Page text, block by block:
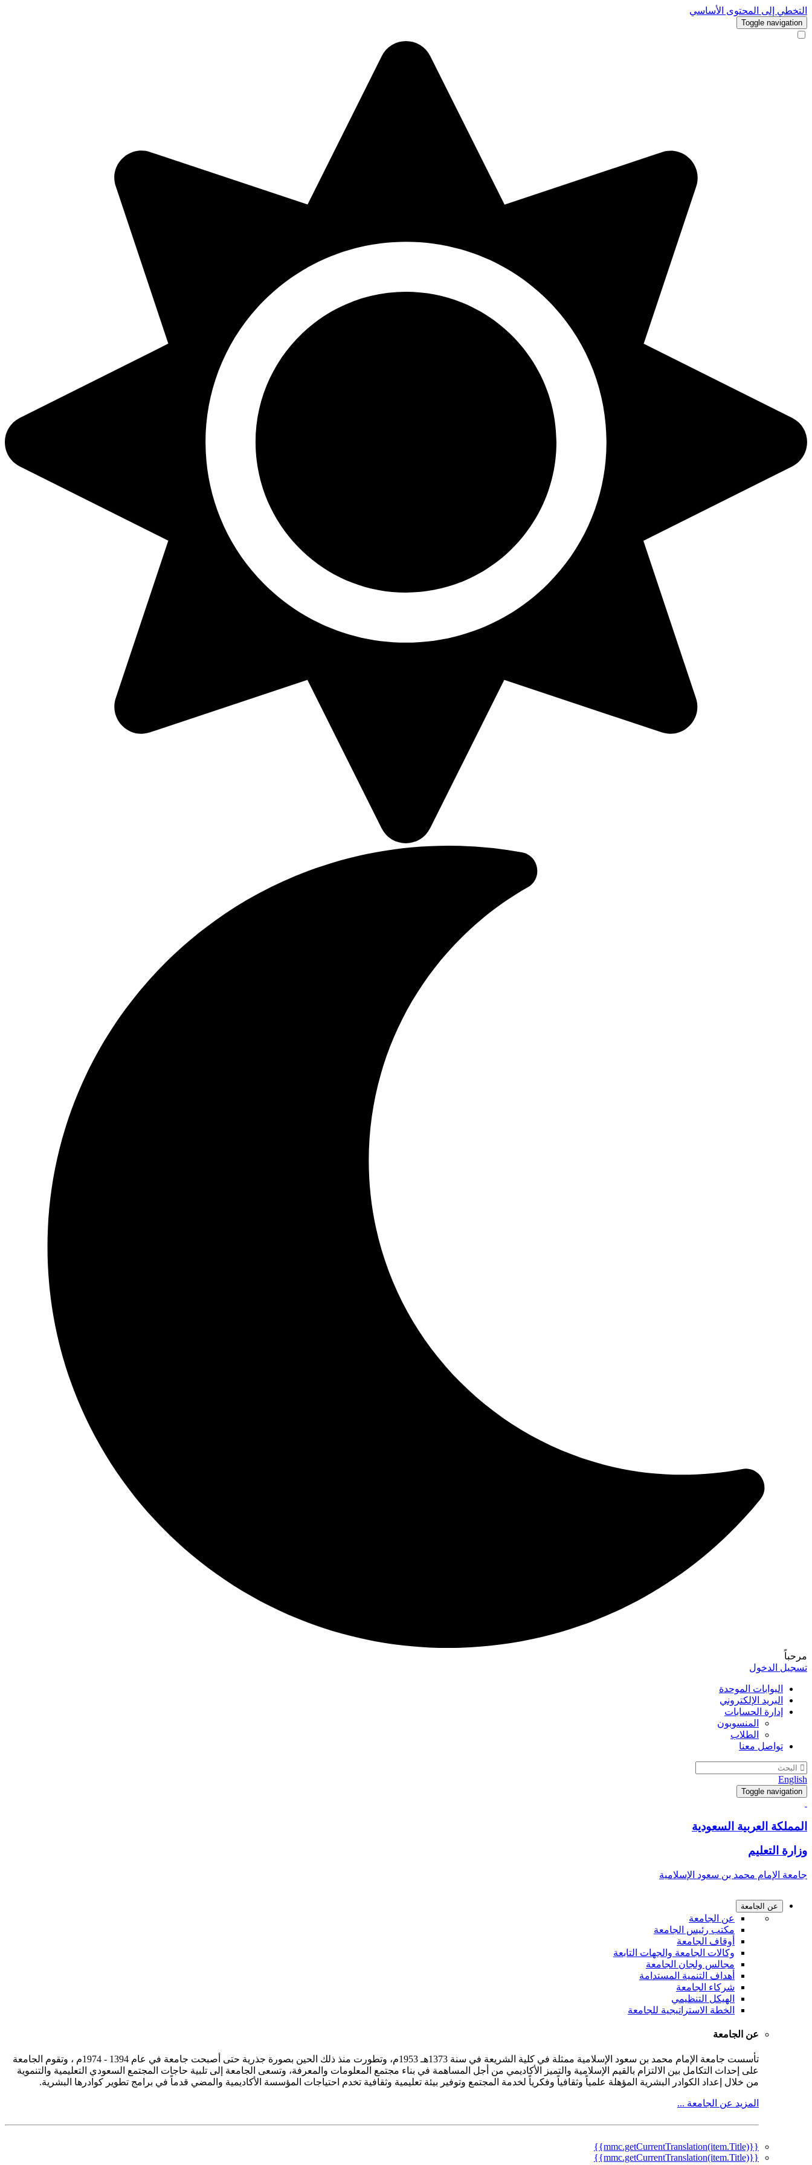
التخطي إلى المحتوى الأساسي
Toggle navigation
مرحباً
تسجيل الدخول
البوابات الموحدة
البريد الإلكتروني
إدارة الحسابات
المنسوبون
الطلاب
تواصل معنا
English
Toggle navigation
المملكة العربية السعودية
وزارة التعليم
جامعة الإمام محمد بن سعود الإسلامية
عن الجامعة
عن الجامعة
مكتب رئيس الجامعة
أوقاف الجامعة
وكالات الجامعة والجهات التابعة
مجالس ولجان الجامعة
أهداف التنمية المستدامة
شركاء الجامعة
الهيكل التنظيمي
الخطة الاستراتيجية للجامعة
عن الجامعة
تأسست جامعة الإمام محمد بن سعود الإسلامية ممثلة في كلية الشريعة في سنة 1373هـ 1953م، وتطورت منذ ذلك الحين بصورة جذرية حتى أصبحت جامعة في عام 1394 - 1974م ، وتقوم الجامعة
على إحداث التكامل بين الالتزام بالقيم الإسلامية والتميز الأكاديمي من أجل المساهمة في بناء مجتمع المعلومات والمعرفة، وتسعى الجامعة إلى تلبية حاجات المجتمع السعودي التعليمية والتنموية
من خلال إعداد الكوادر البشرية المؤهلة علمياً وثقافياً وفكرياً لخدمة المجتمع وتوفير بيئة تعليمية وثقافية تخدم احتياجات المؤسسة الأكاديمية والمضي قدماً في برامج تطوير كوادرها البشرية.
المزيد عن الجامعة ...
{{mmc.getCurrentTranslation(item.Title)}}
{{mmc.getCurrentTranslation(item.Title)}}